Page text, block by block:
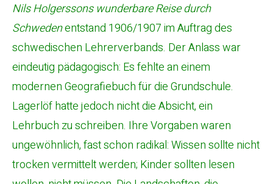
Nils Holgerssons wunderbare Reise durch
Schwedenentstand 1906/1907 im Auftrag des
schwedischen Lehrerverbands. Der Anlass war
eindeutig pädagogisch: Es fehlte an einem
modernen Geografiebuch für die Grundschule.
Lagerlöf hatte jedoch nicht die Absicht, ein
Lehrbuch zu schreiben. Ihre Vorgaben waren
ungewöhnlich, fast schon radikal: Wissen sollte nicht
trocken vermittelt werden; Kinder sollten lesen